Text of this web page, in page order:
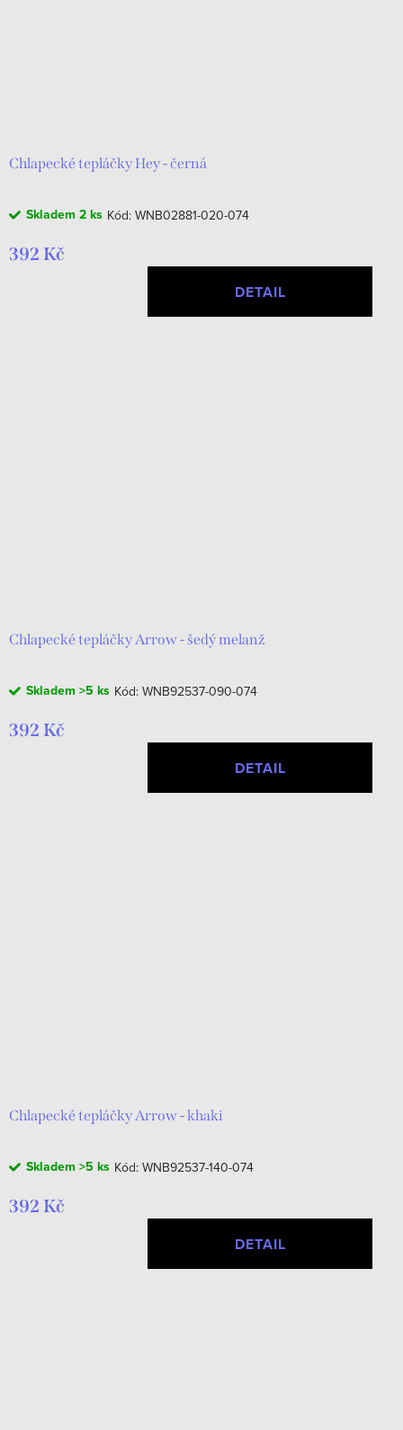
Chlapecké tepláčky Hey - černá
Skladem 2 ks Kód: WNB02881-020-074
392 Kč
DETAIL
Chlapecké tepláčky Arrow - šedý melanž
Skladem >5 ks Kód: WNB92537-090-074
392 Kč
DETAIL
Chlapecké tepláčky Arrow - khaki
Skladem >5 ks Kód: WNB92537-140-074
392 Kč
DETAIL